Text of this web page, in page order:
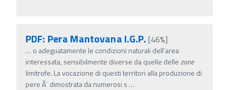
PDF: Pera Mantovana I.G.P. [46%]
… o adeguatamente le condizioni naturali dell'area
interessata, sensibilmente diverse da quelle dellezone
limitrofe. La vocazione di questi territori alla produzione di
pere Ã¨ dimostrata da numerosi s …